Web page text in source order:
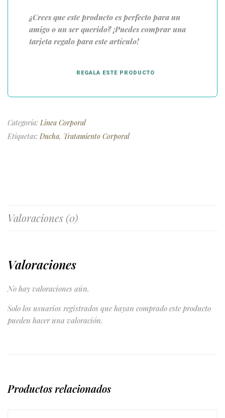
¿Crees que este producto es perfecto para un
amigo o un ser querido? ¡Puedes comprar una
tarjeta regalo para este artículo!
REGALA ESTE PRODUCTO
Categoría:Linea Corporal
Etiquetas:Ducha, Tratamiento Corporal
Valoraciones (0)
Valoraciones
No hay valoraciones aún.
Solo los usuarios registrados que hayan comprado este producto
pueden hacer una valoración.
Productos relacionados